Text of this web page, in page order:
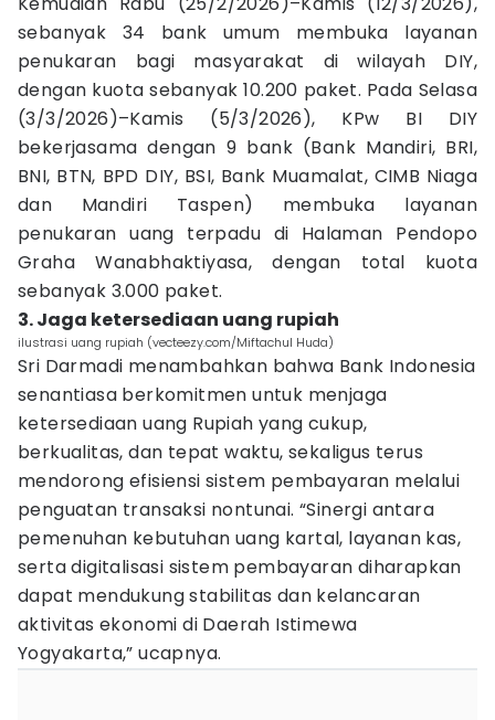
sebanyak 34 bank umum membuka layanan
penukaran bagi masyarakat di wilayah DIY,
dengan kuota sebanyak 10.200 paket. Pada Selasa
(3/3/2026)–Kamis (5/3/2026), KPw BI DIY
bekerjasama dengan 9 bank (Bank Mandiri, BRI,
BNI, BTN, BPD DIY, BSI, Bank Muamalat, CIMB Niaga
dan Mandiri Taspen) membuka layanan
penukaran uang terpadu di Halaman Pendopo
Graha Wanabhaktiyasa, dengan total kuota
sebanyak 3.000 paket.
3. Jaga ketersediaan uang rupiah
ilustrasi uang rupiah (vecteezy.com/Miftachul Huda)
Sri Darmadi menambahkan bahwa Bank Indonesia
senantiasa berkomitmen untuk menjaga
ketersediaan uang Rupiah yang cukup,
berkualitas, dan tepat waktu, sekaligus terus
mendorong efisiensi sistem pembayaran melalui
penguatan transaksi nontunai. “Sinergi antara
pemenuhan kebutuhan uang kartal, layanan kas,
serta digitalisasi sistem pembayaran diharapkan
dapat mendukung stabilitas dan kelancaran
aktivitas ekonomi di Daerah Istimewa
Yogyakarta,” ucapnya.